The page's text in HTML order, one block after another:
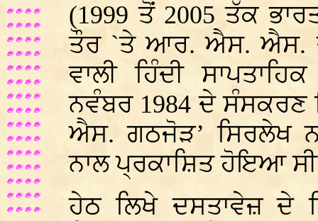
(1999 ਤੋਂ 2005 ਤੱਕ
ਤੌਰ `ਤੇ ਆਰ. ਐਸ. ਐਸ.
ਵਾਲੀ ਹਿੰਦੀ
ਨਵੰਬਰ 1984 ਦੇ
ਐਸ. ਗਠਜੋੜ’ ਸਿਰਲੇਖ
ਨਾਲ ਪ੍ਰਕਾਸ਼ਿਤ ਹੋਇਆ
ਹੇਠ ਲਿਖੇ ਦਸਤਾਵੇਜ਼ ਦੇ